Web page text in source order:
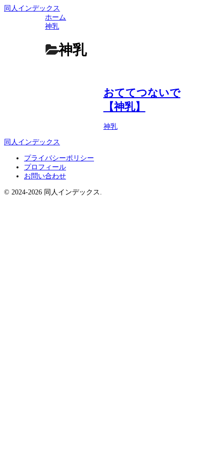
同人インデックス
ホーム
神乳
神乳
おててつないで
【神乳】
神乳
同人インデックス
プライバシーポリシー
プロフィール
お問い合わせ
© 2024-2026 同人インデックス.